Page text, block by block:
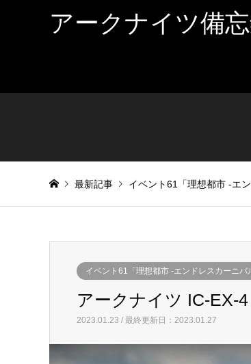
アークナイツ備
最新記事 イベント61「理想都市 -エ
イベント61「理想都市 -エンドレスカーニバ
アークナイツ IC-EX-
2023.01.23 / 最終更新日：2023.01.27